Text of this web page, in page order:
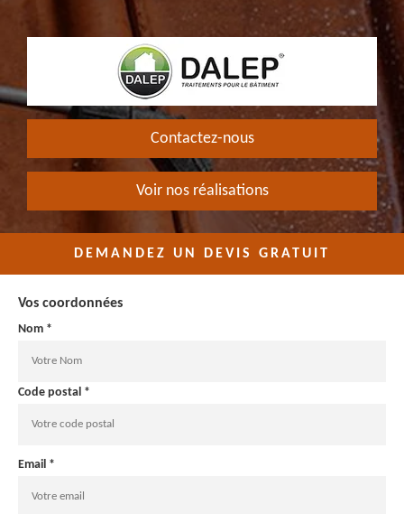
Contactez-nous
Voir nos réalisations
DEMANDEZ UN DEVIS GRATUIT
Vos coordonnées
Nom *
Code postal *
Email *